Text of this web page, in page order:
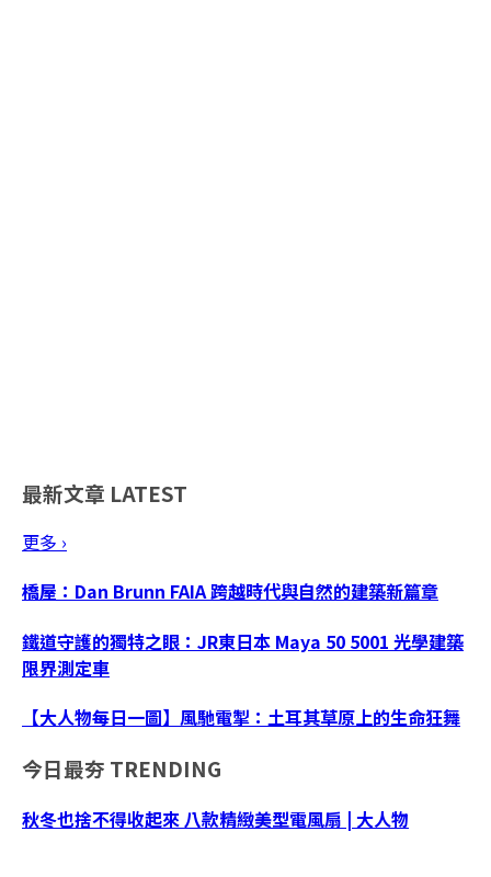
最新文章 LATEST
更多 ›
橋屋：Dan Brunn FAIA 跨越時代與自然的建築新篇章
鐵道守護的獨特之眼：JR東日本 Maya 50 5001 光學建築
限界測定車
【大人物每日一圖】風馳電掣：土耳其草原上的生命狂舞
今日最夯 TRENDING
秋冬也捨不得收起來 八款精緻美型電風扇 | 大人物